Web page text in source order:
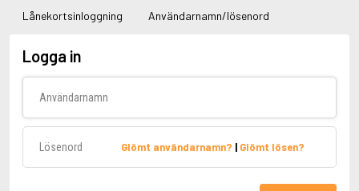
Lånekortsinloggning Användarnamn/lösenord
Logga in
Glömt användarnamn? | Glömt lösen?